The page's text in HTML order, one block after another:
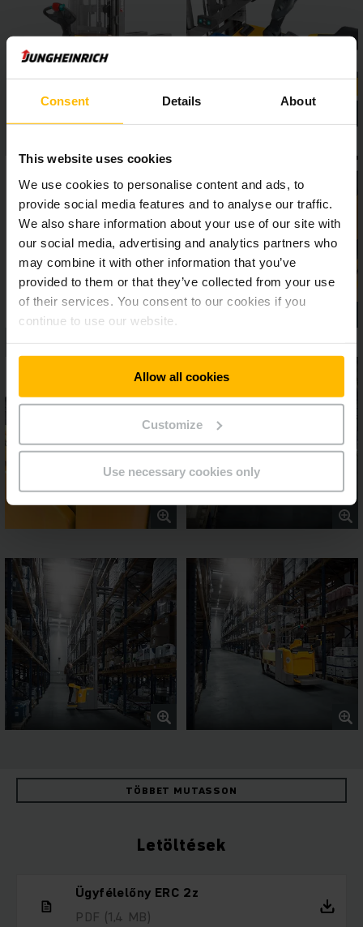
Consent Details About
This website uses cookies
We use cookies to personalise content and ads, to
provide social media features and to analyse our traffic.
We also share information about your use of our site with
our social media, advertising and analytics partners who
may combine it with other information that you’ve
provided to them or that they’ve collected from your use
of their services. You consent to our cookies if you
continue to use our website.
Allow all cookies
Customize
Use necessary cookies only
nagyobb biztonságot és hatékonyságot biztosítanak a
raktárban.
TÖBBET MUTASSON
Letöltések
Ügyfélelőny ERC 2z
PDF (1,4 MB)